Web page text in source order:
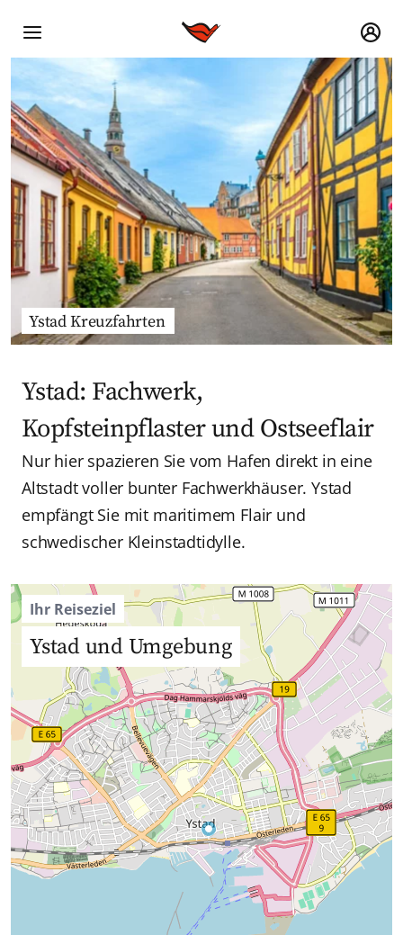
Ystad Kreuzfahrten
Ystad: Fachwerk,
Kopfsteinpflaster und Ostseeflair
Nur hier spazieren Sie vom Hafen direkt in eine
Altstadt voller bunter Fachwerkhäuser. Ystad
empfängt Sie mit maritimem Flair und
schwedischer Kleinstadtidylle.
Ihr Reiseziel
Ystad und Umgebung